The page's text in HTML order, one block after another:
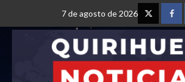
7 de agosto de 2026